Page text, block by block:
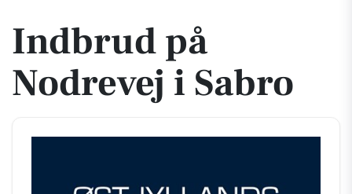
Indbrud på
Nodrevej i Sabro